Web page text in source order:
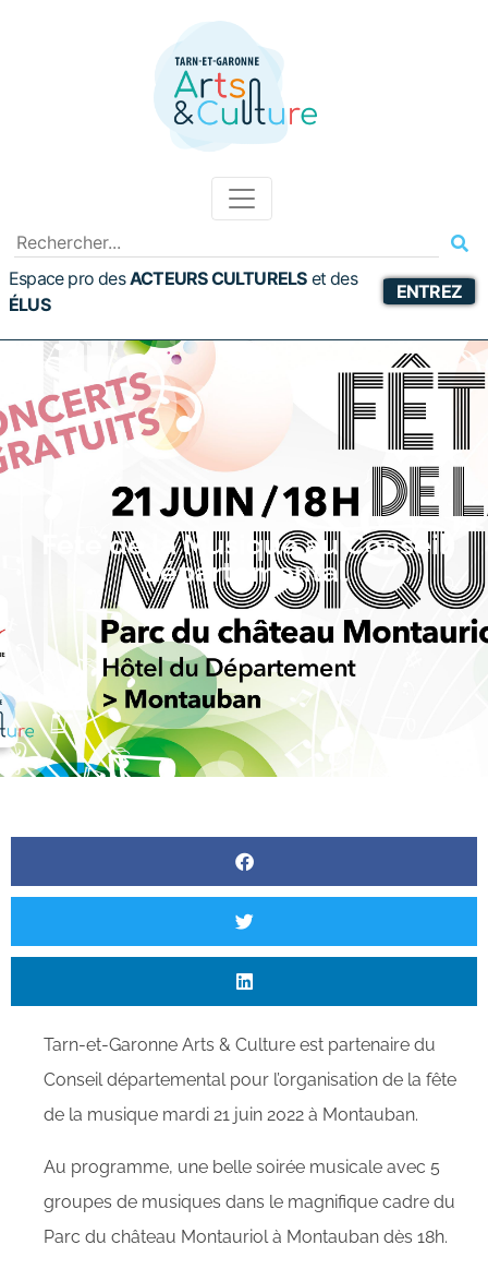
Espace pro desACTEURS CULTURELS etdes
ÉLUS
ENTREZ
Fête de la Musique au Conseil
départemental
Tarn-et-Garonne Arts & Culture est partenaire du
Conseil départemental pour l’organisation de la fête
de la musique mardi 21 juin 2022 à Montauban.
Au programme, une belle soirée musicale avec 5
groupes de musiques dans le magnifique cadre du
Parc du château Montauriol à Montauban dès 18h.